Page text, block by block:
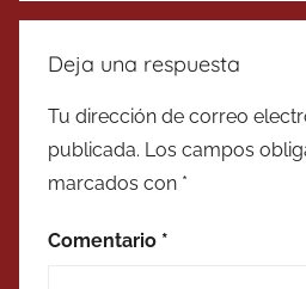
Deja una respuesta
Tu dirección de correo
publicada. Los campos
marcados con *
Comentario *